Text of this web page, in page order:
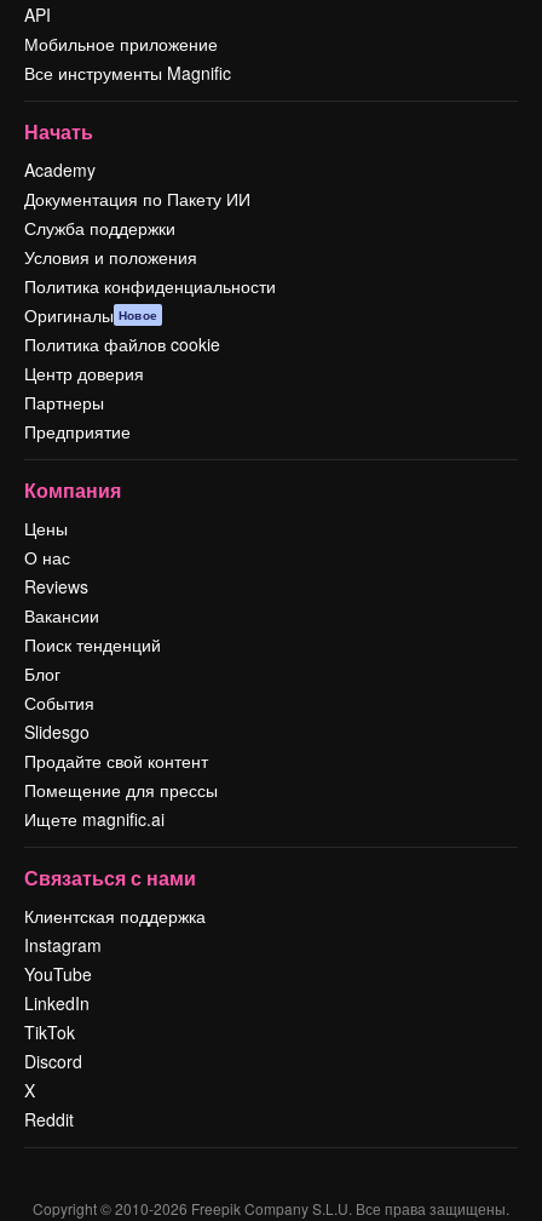
API
Мобильное приложение
Все инструменты Magnific
Начать
Academy
Документация по Пакету ИИ
Служба поддержки
Условия и положения
Политика конфиденциальности
Оригиналы Новое
Политика файлов cookie
Центр доверия
Партнеры
Предприятие
Компания
Цены
О нас
Reviews
Вакансии
Поиск тенденций
Блог
События
Slidesgo
Продайте свой контент
Помещение для прессы
Ищете magnific.ai
Связаться с нами
Клиентская поддержка
Instagram
YouTube
LinkedIn
TikTok
Discord
X
Reddit
Copyright © 2010-2026 Freepik Company S.L.U. Все права защищены.